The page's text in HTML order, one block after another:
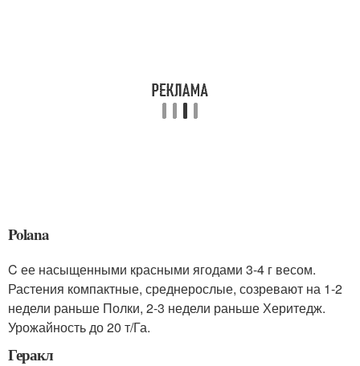
Polana
C ее насыщенными красными ягодами 3-4 г весом.
Растения компактные, среднерослые, созревают на 1-2
недели раньше Полки, 2-3 недели раньше Херитедж.
Урожайность до 20 т/Га.
Геракл